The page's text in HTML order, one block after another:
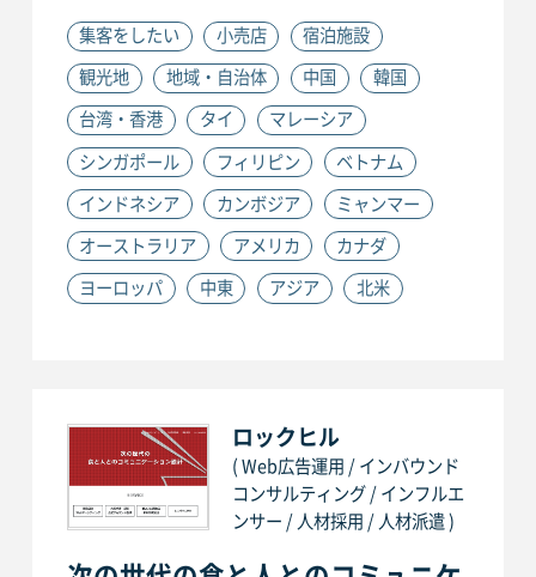
集客をしたい 小売店 宿泊施設
観光地 地域・自治体 中国 韓国
台湾・香港 タイ マレーシア
シンガポール フィリピン ベトナム
インドネシア カンボジア ミャンマー
オーストラリア アメリカ カナダ
ヨーロッパ 中東 アジア 北米
ロックヒル
( Web広告運用 / インバウンド
コンサルティング / インフルエ
ンサー / 人材採用 / 人材派遣 )